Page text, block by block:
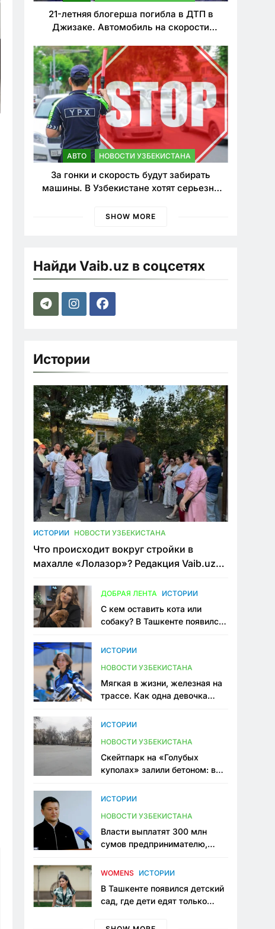
21-летняя блогерша погибла в ДТП в
Джизаке. Автомобиль на скорости
АВТО НОВОСТИ УЗБЕКИСТАНА
За гонки и скорость будут забирать
машины. В Узбекистане хотят серьезно
SHOW MORE
Найди Vaib.uz в соцсетях
Истории
ИСТОРИИ НОВОСТИ УЗБЕКИСТАНА
Что происходит вокруг стройки в
махалле «Лолазор»? Редакция Vaib.uz
конфликта
ДОБРАЯ ЛЕНТА ИСТОРИИ
С кем оставить кота или
собаку? В Ташкенте появился
ИСТОРИИ
НОВОСТИ УЗБЕКИСТАНА
Мягкая в жизни, железная на
трассе. Как одна девочка
Узбекистане
ИСТОРИИ
НОВОСТИ УЗБЕКИСТАНА
Скейтпарк на «Голубых
куполах» залили бетоном: в
одно общественное
ИСТОРИИ
НОВОСТИ УЗБЕКИСТАНА
Власти выплатят 300 млн
сумов предпринимателю,
тюрьме по незаконному
WOMENS ИСТОРИИ
В Ташкенте появился детский
сад, где дети едят только
мама, которая устала просить